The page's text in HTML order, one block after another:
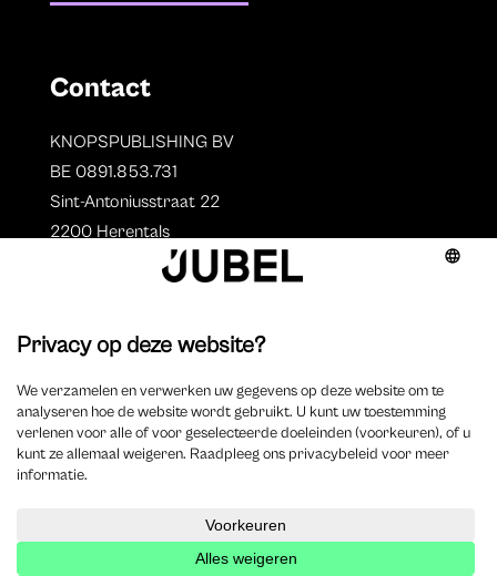
Contact
KNOPSPUBLISHING BV
BE 0891.853.731
Sint-Antoniusstraat 22
2200 Herentals
Auteurs
Overzicht auteurs
Auteur worden?
2025 Jubel – Webdesign byWisemen